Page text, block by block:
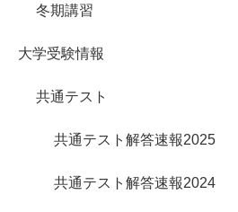
冬期講習
大学受験情報
共通テスト
共通テスト解答速報2025
共通テスト解答速報2024